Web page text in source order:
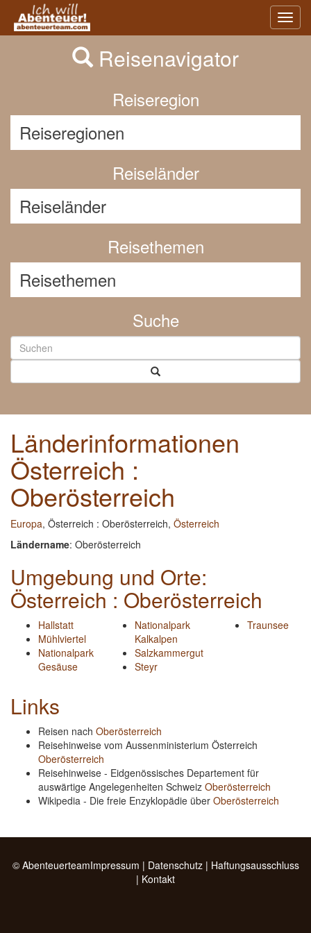
Previous
Reisenavigator
Reiseregion
Reiseländer
Reisethemen
Suche
Länderinformationen
Österreich :
Oberösterreich
Europa, Österreich : Oberösterreich, Österreich
Ländername: Oberösterreich
Umgebung und Orte:
Österreich : Oberösterreich
Hallstatt
Mühlviertel
Nationalpark
Gesäuse
Nationalpark
Kalkalpen
Salzkammergut
Steyr
Traunsee
Links
Reisen nach Oberösterreich
Reisehinweise vom Aussenministerium Österreich
Oberösterreich
Reisehinweise - Eidgenössisches Departement für
auswärtige Angelegenheiten Schweiz Oberösterreich
Wikipedia - Die freie Enzyklopädie über Oberösterreich
© AbenteuerteamImpressum | Datenschutz| Haftungsausschluss
| Kontakt